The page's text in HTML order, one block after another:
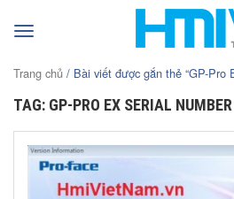
Toggle
Trang chủ / Bài viết được gắn thẻ “GP-Pro
TAG: GP-PRO EX SERIAL